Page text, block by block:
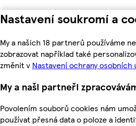
Nastavení soukromí a
My a našich 18 partnerů používáme
zobrazovat například také
změnit v Nastavení ochrany osobních
My a naši partneři
Povolením souborů cookies nám
používat přesná data o poloze a